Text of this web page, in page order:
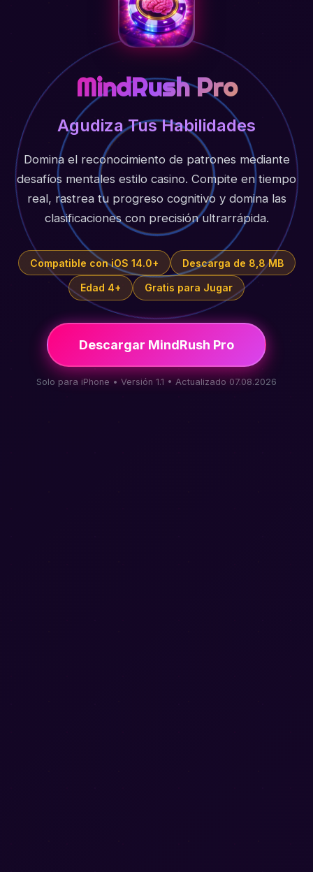
MindRush Pro
Agudiza Tus Habilidades
Domina el reconocimiento de patrones mediante
desafíos mentales estilo casino. Compite en tiempo
real, rastrea tu progreso cognitivo y domina las
clasificaciones con precisión ultrarrápida.
Compatible con iOS 14.0+ Descarga de 8,8 MB
Edad 4+ Gratis para Jugar
Descargar MindRush Pro
Solo para iPhone • Versión 1.1 • Actualizado 07.08.2026